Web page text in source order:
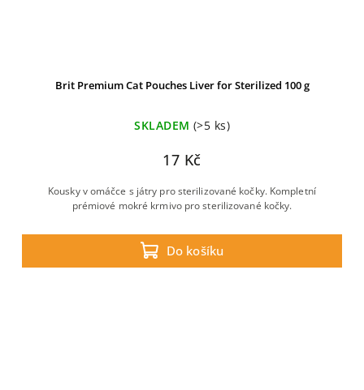
Brit Premium Cat Pouches Liver for Sterilized 100 g
SKLADEM (>5 ks)
17 Kč
Do košíku
Kousky v omáčce s játry pro sterilizované kočky. Kompletní
prémiové mokré krmivo pro sterilizované kočky.